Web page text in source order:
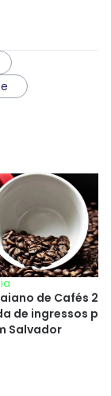
de Cafés
de ingressos
Salvador